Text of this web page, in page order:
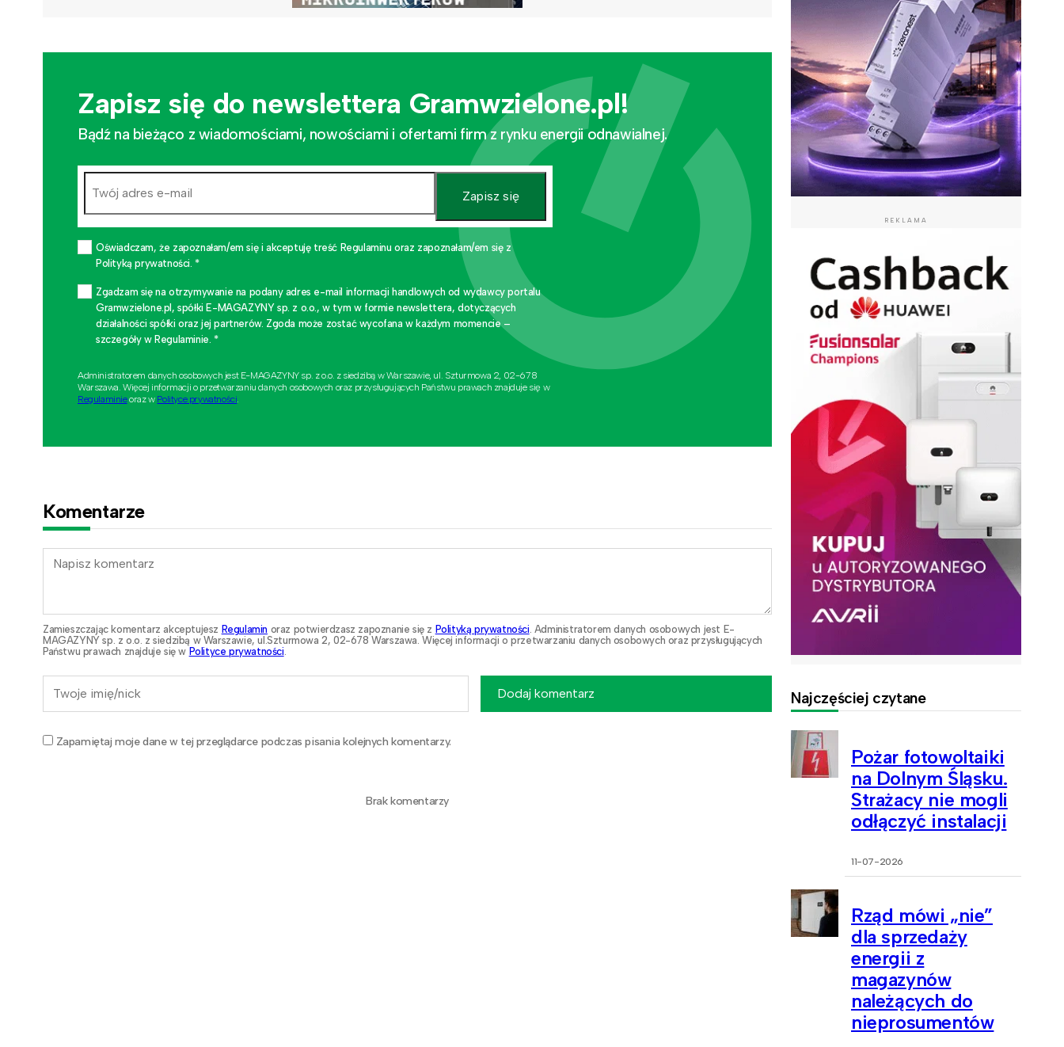
Zapisz się do newslettera Gramwzielone.pl!
Bądź na bieżąco z wiadomościami, nowościami i ofertami firm z rynku energii odnawialnej.
Zapisz się
Oświadczam, że zapoznałam/em się i akceptuję treść Regulaminu oraz zapoznałam/em się z
Polityką prywatności. *
Zgadzam się na otrzymywanie na podany adres e-mail informacji handlowych od wydawcy portalu
Gramwzielone.pl, spółki E-MAGAZYNY sp. z o.o., w tym w formie newslettera, dotyczących
działalności spółki oraz jej partnerów. Zgoda może zostać wycofana w każdym momencie –
szczegóły w Regulaminie. *
Administratorem danych osobowych jest E-MAGAZYNY sp. z o.o. z siedzibą w Warszawie, ul. Szturmowa 2, 02-678
Warszawa. Więcej informacji o przetwarzaniu danych osobowych oraz przysługujących Państwu prawach znajduje się w
Regulaminieoraz w Polityce prywatności
Komentarze
Zamieszczając komentarz akceptujesz Regulamin oraz potwierdzasz zapoznanie się z Polityką prywatności . Administratorem danych osobowych jest E-
MAGAZYNY sp. z o.o. z siedzibą w Warszawie, ul.Szturmowa 2, 02-678 Warszawa. Więcej informacji o przetwarzaniu danych osobowych oraz przysługujących
Państwu prawach znajduje się w Polityce prywatności
Zapamiętaj moje dane w tej przeglądarce podczas pisania kolejnych komentarzy.
Dodaj komentarz
Brak komentarzy
REKLAMA
Najczęściej czytane
Pożar fotowoltaiki
na Dolnym Śląsku.
Strażacy nie mogli
odłączyć instalacji
11-07-2026
Rząd mówi „nie”
dla sprzedaży
energii z
magazynów
należących do
nieprosumentów